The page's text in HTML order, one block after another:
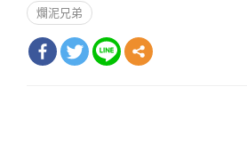
爛泥兄弟